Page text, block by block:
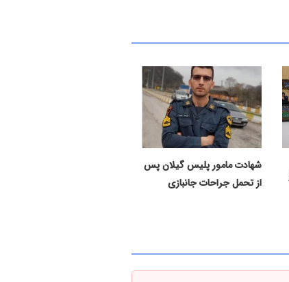
شهادت مامور پلیس گیلان پس
از تحمل جراحات جانبازی